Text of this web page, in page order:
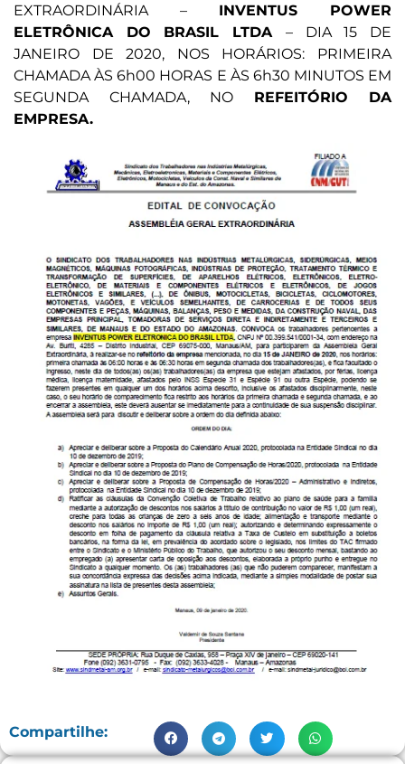
EXTRAORDINÁRIA – INVENTUS POWER
ELETRÔNICA DO BRASIL LTDA – DIA 15 DE
JANEIRO DE 2020, NOS HORÁRIOS: PRIMEIRA
CHAMADA ÀS 6h00 HORAS E ÀS 6h30 MINUTOS EM
SEGUNDA CHAMADA, NO REFEITÓRIO DA
EMPRESA.
Compartilhe: